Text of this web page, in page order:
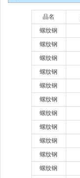
品名
螺纹钢
螺纹钢
螺纹钢
螺纹钢
螺纹钢
螺纹钢
螺纹钢
螺纹钢
螺纹钢
螺纹钢
螺纹钢